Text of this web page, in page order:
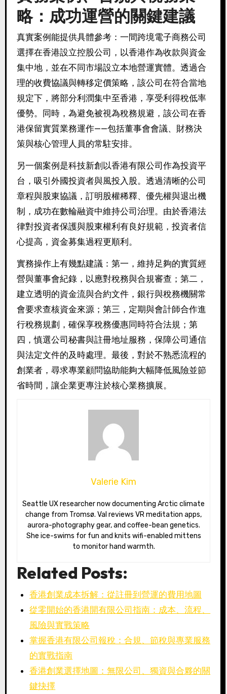
略：成功運營的關鍵建議
真實案例能提供具體參考：一間跨境電子商務公司
選擇在香港設立控股公司，以香港作為收款與資金
集中地，並在不同市場設立本地營運實體。透過合
理的收費協議與轉移定價策略，該公司在符合當地
規定下，將部分利潤集中至香港，享受利得稅低率
優勢。同時，為避免被視為稅務規避，該公司在香
港保留實質業務運作——包括董事會會議、財務決
策與核心管理人員的常駐安排。
另一個案例是科技新創以香港有限公司作為投資平
台，吸引外國投資者與風投入股。透過清晰的公司
章程與股東協議，訂明股權稀釋、優先權與退出機
制，成功在數輪融資中維持公司治理。由於香港法
律對投資者保護與股東權利有良好規範，投資者信
心提高，資金募集過程更順利。
實務操作上有幾點建議：第一，維持足夠的實質經
營與董事會紀錄，以應對稅務與合規審查；第二，
建立透明的資金流與合約文件，銀行與稅務機關常
會要求查核資金來源；第三，定期與會計師合作進
行稅務規劃，確保享稅務優惠同時符合法規；第
四，慎選公司秘書與註冊地址服務，保障公司通信
與法定文件的及時處理。最後，對於不熟悉流程的
創業者，尋求專業顧問協助能夠大幅降低風險並節
省時間，讓企業更專注於核心業務擴展。
Valerie Kim
Seattle UX researcher now documenting Arctic climate
change from Tromsø. Val reviews VR meditation apps,
aurora-photography gear, and coffee-bean genetics.
She ice-swims for fun and knits wifi-enabled mittens
to monitor hand warmth.
Related Posts:
香港創業成本拆解：從註冊到營運的費用地圖
從零開始的香港開有限公司指南：成本、流程、
風險與實戰策略
掌握香港有限公司報稅：合規、節稅與專業服務
的實戰指南
香港創業選擇地圖：無限公司、獨資與合夥的關
鍵抉擇